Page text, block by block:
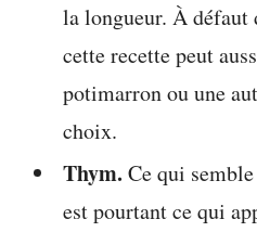
la longueur. À défaut
cette recette peut
potimarron ou une
choix.
Thym. Ce qui
est pourtant ce qui